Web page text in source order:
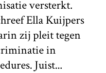
versterkt.
Ella Kuijpers
zij pleit tegen
in
Juist...